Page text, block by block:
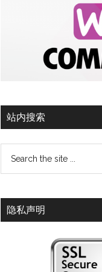
站内搜索
隐私声明